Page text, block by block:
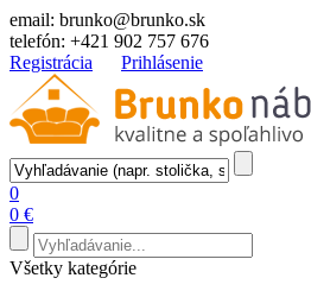
email: brunko@brunko.sk
telefón: +421 902 757 676
Registrácia
Prihlásenie
0
0 €
Všetky kategórie